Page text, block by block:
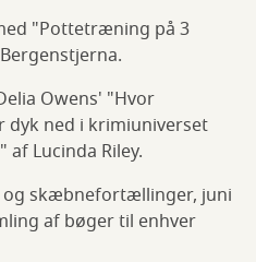
"Pottetræning på 3
Owens' "Hvor
dyk ned i krimiuniverset
Lucinda Riley.
skæbnefortællinger, juni
af bøger til enhver